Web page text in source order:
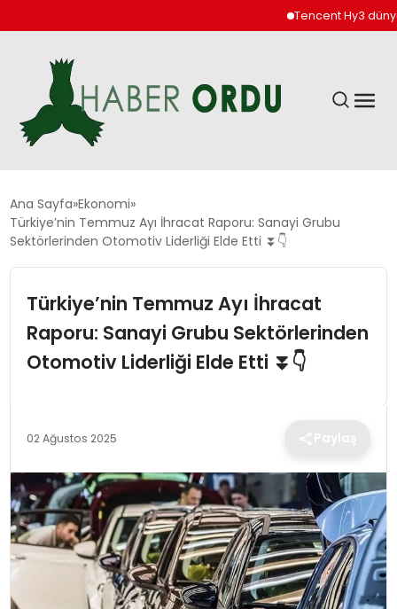
Tencent Hy3 dünya
GÜNDEM
DÜNYA
EKONOMI
SIYASET
MAGAZIN
SPOR
Ana Sayfa Ekonomi
Türkiye’nin Temmuz Ayı İhracat Raporu: Sanayi Grubu
Sektörlerinden Otomotiv Liderliği Elde Etti ⏬👇
Türkiye’nin Temmuz Ayı İhracat
Raporu: Sanayi Grubu Sektörlerinden
Otomotiv Liderliği Elde Etti ⏬👇
02 Ağustos 2025